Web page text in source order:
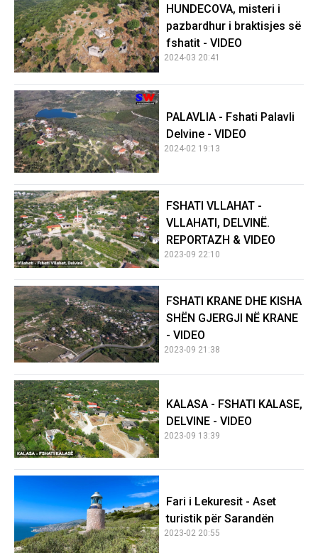
HUNDECOVA, misteri i
pazbardhur i braktisjes së
fshatit - VIDEO
2024-03 20:41
PALAVLIA - Fshati Palavli
Delvine - VIDEO
2024-02 19:13
FSHATI VLLAHAT -
VLLAHATI, DELVINË.
REPORTAZH & VIDEO
2023-09 22:10
FSHATI KRANE DHE KISHA
SHËN GJERGJI NË KRANE
- VIDEO
2023-09 21:38
KALASA - FSHATI KALASE,
DELVINE - VIDEO
2023-09 13:39
Fari i Lekuresit - Aset
turistik për Sarandën
2023-02 20:55